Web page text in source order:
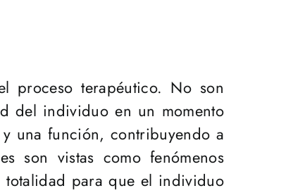
proceso terapéutico. No son
del individuo en un momento
una función, contribuyendo a
son vistas como fenómenos
totalidad para que el individuo